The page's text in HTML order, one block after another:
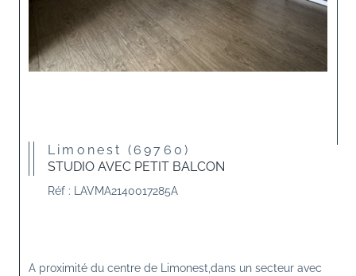
Limonest (69760)
STUDIO AVEC PETIT BALCON
Réf : LAVMA2140017285A
A proximité du centre de Limonest,dans un secteur avec